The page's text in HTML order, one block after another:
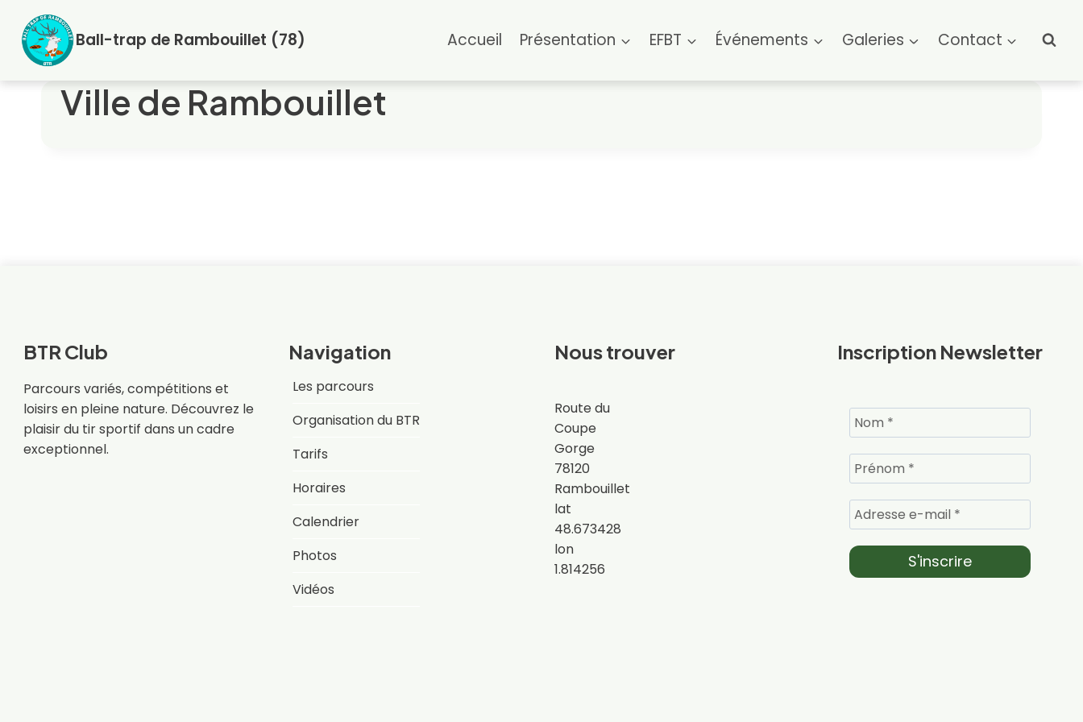
contenu
Ball-trap de Rambouillet (78) Accueil Présentation EFBT Événements Galeries Contact
Ville de Rambouillet
BTR Club
Parcours variés, compétitions et
loisirs en pleine nature. Découvrez le
plaisir du tir sportif dans un cadre
exceptionnel.
Navigation
Les parcours
Organisation du BTR
Tarifs
Horaires
Calendrier
Photos
Vidéos
Nous trouver
Route du
Coupe
Gorge
78120
Rambouillet
lat
48.673428
lon
1.814256
Inscription Newsletter